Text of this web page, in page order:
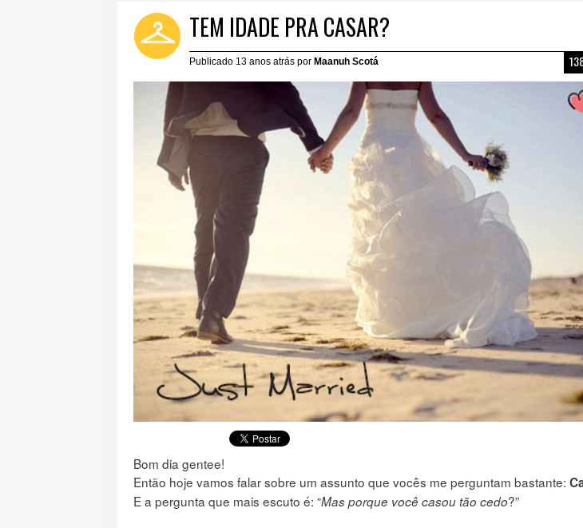
TEM IDADE PRA CASAR?
Publicado 13 anos atrás por Maanuh Scotá
Bom dia gentee!
Então hoje vamos falar sobre um assunto que vocês me perguntam bastante:
E a pergunta que mais escuto é: “Mas porque você casou tão cedo?”